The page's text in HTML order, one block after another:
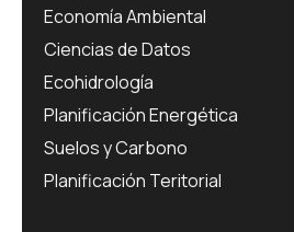
Economía Ambiental
Ciencias de Datos
Ecohidrología
Planificación Energética
Suelos y Carbono
Planificación Teritorial